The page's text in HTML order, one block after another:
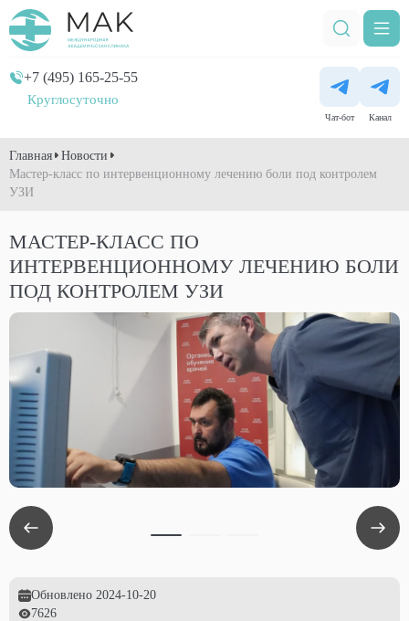
Круглосуточно
+7 (495) 165-25-55
Чат-бот Канал
Главная
Новости
Мастер-класс по интервенционному лечению боли под контролем
УЗИ
МАСТЕР-КЛАСС ПО
ИНТЕРВЕНЦИОННОМУ ЛЕЧЕНИЮ БОЛИ
ПОД КОНТРОЛЕМ УЗИ
Обновлено 2024-10-20
7626